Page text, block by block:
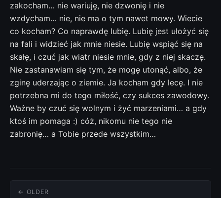
zakocham… nie wariuję, nie dzwonię i nie
wzdycham… nie, nie ma o tym nawet mowy. Wiecie
co kocham? Co naprawdę lubię. Lubię jest ułożyć się
na fali i widzieć jak mnie niesie. Lubię wspiąć się na
skałę, i czuć jak wiatr niesie mnie, gdy z niej skaczę.
Nie zastanawiam się tym, że mogę utonąć, albo, że
zginę uderzając o ziemie. Ja kocham gdy lecę. I nie
potrzebna mi do tego miłość, czy sukces zawodowy.
Ważne by czuć się wolnym i żyć marzeniami… a gdy
ktoś im pomaga :) cóż, nikomu nie tego nie
zabronię… a Tobie przede wszystkim…
← OLDER